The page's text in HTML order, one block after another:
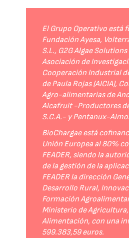
El Grupo Operativo está
Fundación Ayesa,
S.L., G2G Algae Solutions
Asociación de
Cooperación Industrial
de Paula Rojas (AICIA),
Agro-alimentarias de
Alcafruit -Productores
S.C.A.- y Pentanux-
BioChargae está
Unión Europea al 80%
FEADER, siendo la
de la gestión de la
FEADER la dirección
Desarrollo Rural,
Formación
Ministerio de Agricultura,
Alimentación, con una
599.383,59 euros.